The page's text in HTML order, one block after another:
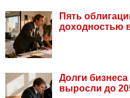
Пять
доходностью
Долги
выросли до